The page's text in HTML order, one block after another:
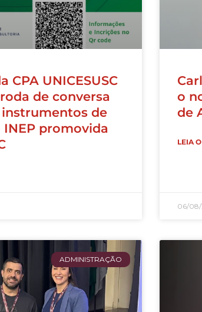
CPA UNICESUSC
de conversa
de
INEP promovida
o
de
LEIA
06/
ADMINISTRAÇÃO